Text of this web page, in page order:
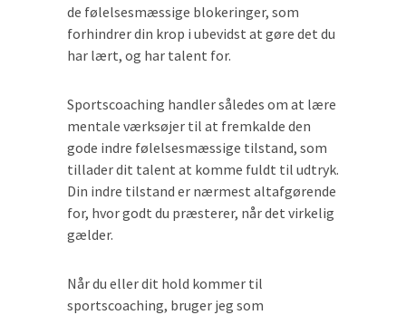
de følelsesmæssige blokeringer, som
forhindrer din krop i ubevidst at gøre det du
har lært, og har talent for.
Sportscoaching handler således om at lære
mentale værksøjer til at fremkalde den
gode indre følelsesmæssige tilstand, som
tillader dit talent at komme fuldt til udtryk.
Din indre tilstand er nærmest altafgørende
for, hvor godt du præsterer, når det virkelig
gælder.
Når du eller dit hold kommer til
sportscoaching, bruger jeg som